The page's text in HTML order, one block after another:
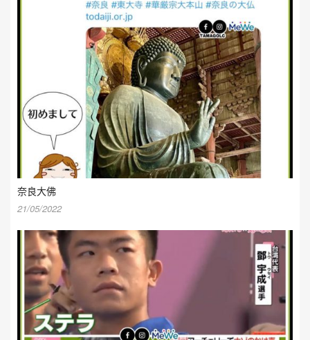
奈良大佛
21/05/2022